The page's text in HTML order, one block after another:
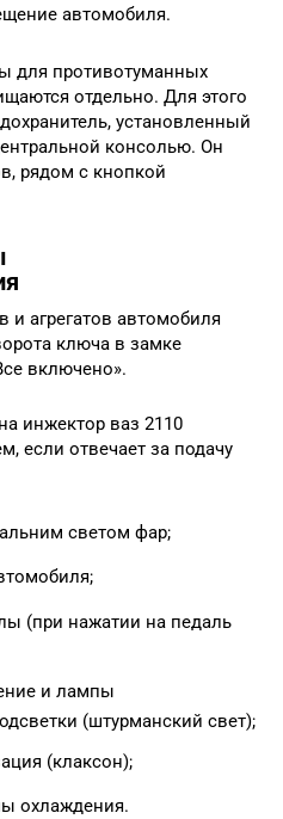
автомобиля.
для противотуманных
отдельно. Для этого
установленный
консолью. Он
рядом с кнопкой
и агрегатов автомобиля
ключа в замке
включено».
инжектор ваз 2110
если отвечает за подачу
светом фар;
(при нажатии на педаль
и лампы
(штурманский свет);
(клаксон);
охлаждения.